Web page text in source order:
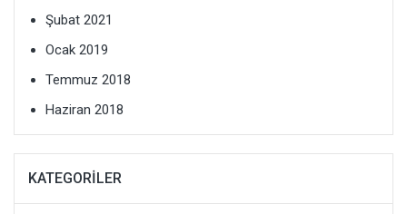
Şubat 2021
Ocak 2019
Temmuz 2018
Haziran 2018
KATEGORILER